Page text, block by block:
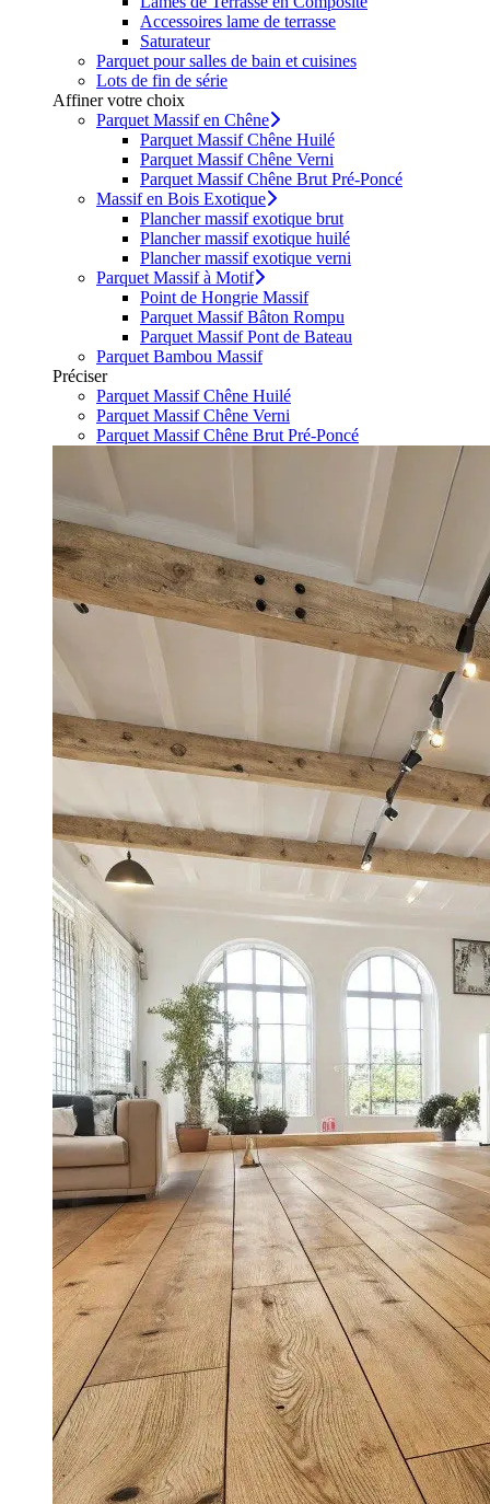
Accessoires lame de terrasse
Saturateur
Parquet pour salles de bain et cuisines
Lots de fin de série
Affiner votre choix
Parquet Massif en Chêne
Parquet Massif Chêne Huilé
Parquet Massif Chêne Verni
Parquet Massif Chêne Brut Pré-Poncé
Massif en Bois Exotique
Plancher massif exotique brut
Plancher massif exotique huilé
Plancher massif exotique verni
Parquet Massif à Motif
Point de Hongrie Massif
Parquet Massif Bâton Rompu
Parquet Massif Pont de Bateau
Parquet Bambou Massif
Préciser
Parquet Massif Chêne Huilé
Parquet Massif Chêne Verni
Parquet Massif Chêne Brut Pré-Poncé